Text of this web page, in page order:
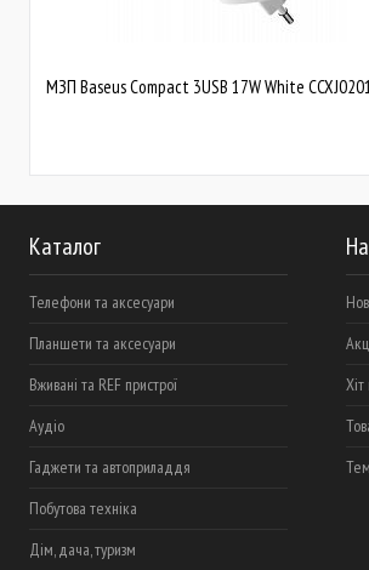
МЗП Baseus Compact 3USB 17W White
Каталог
Телефони та аксесуари
Планшети та аксесуари
Вживані та REF пристрої
Аудіо
Гаджети та автоприладдя
Побутова техніка
Дім, дача, туризм